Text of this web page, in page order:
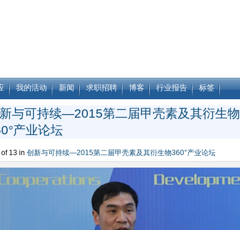
我的活动 新闻 求职招聘 博客 行业报告 标签
与可持续—2015第二届甲壳素及其衍生物
产业论坛
13 in 创新与可持续—2015第二届甲壳素及其衍生物360°产业论坛